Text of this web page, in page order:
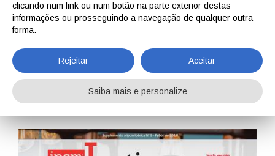
EN IT DE ES PT
Home Revistas LatinoAmérica LatinoAmérica n. 21, Vol. VI, Fevereiro, Março, Abril 2018
clicando num link ou num botão na parte exterior destas
informações ou prosseguindo a navegação de qualquer outra
forma.
Rejeitar Aceitar
Saiba mais e personalize